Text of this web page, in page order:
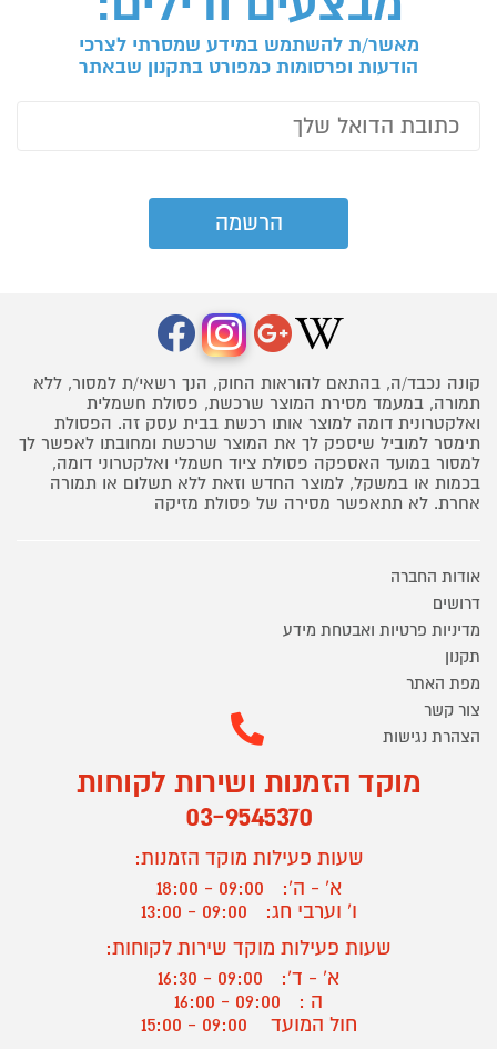
מאשר/ת להשתמש במידע שמסרתי לצרכי
הודעות ופרסומות כמפורט בתקנון שבאתר
קונה נכבד/ה, בהתאם להוראות החוק, הנך רשאי/ת למסור, ללא
תמורה, במעמד מסירת המוצר שרכשת, פסולת חשמלית
ואלקטרונית דומה למוצר אותו רכשת בבית עסק זה. הפסולת
תימסר למוביל שיספק לך את המוצר שרכשת ומחובתו לאפשר לך
למסור במועד האספקה פסולת ציוד חשמלי ואלקטרוני דומה,
בכמות או במשקל, למוצר החדש וזאת ללא תשלום או תמורה
אחרת. לא תתאפשר מסירה של פסולת מזיקה
אודות החברה
דרושים
מדיניות פרטיות ואבטחת מידע
תקנון
מפת האתר
צור קשר
הצהרת נגישות
מוקד הזמנות ושירות לקוחות
03-9545370
שעות פעילות מוקד הזמנות:
א' - ה':
09:00 - 18:00
ו' וערבי חג:
09:00 - 13:00
שעות פעילות מוקד שירות לקוחות:
א' - ד':
09:00 - 16:30
ה :
09:00 - 16:00
חול המועד